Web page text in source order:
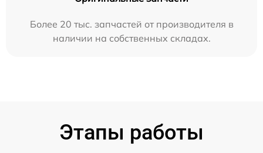
Более 20 тыс. запчастей от производителя в
наличии на собственных складах.
Этапы работы